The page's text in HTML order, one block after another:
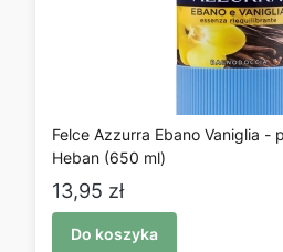
Felce Azzurra Ebano Vaniglia -
Heban (650 ml)
Cena
13,95 zł
Do koszyka